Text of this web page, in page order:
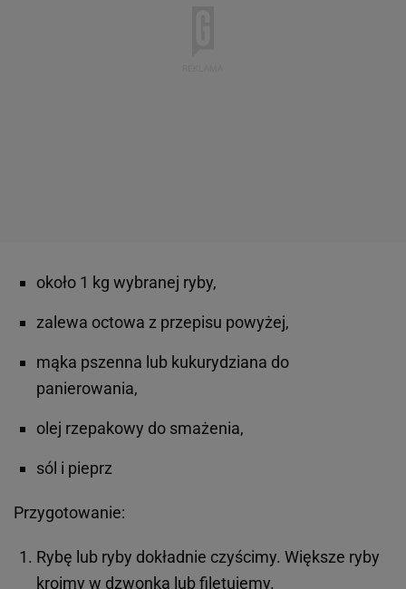
około 1 kg wybranej ryby,
zalewa octowa z przepisu powyżej,
mąka pszenna lub kukurydziana do
panierowania,
olej rzepakowy do smażenia,
sól i pieprz
Przygotowanie:
Rybę lub ryby dokładnie czyścimy. Większe ryby
kroimy w dzwonka lub filetujemy.